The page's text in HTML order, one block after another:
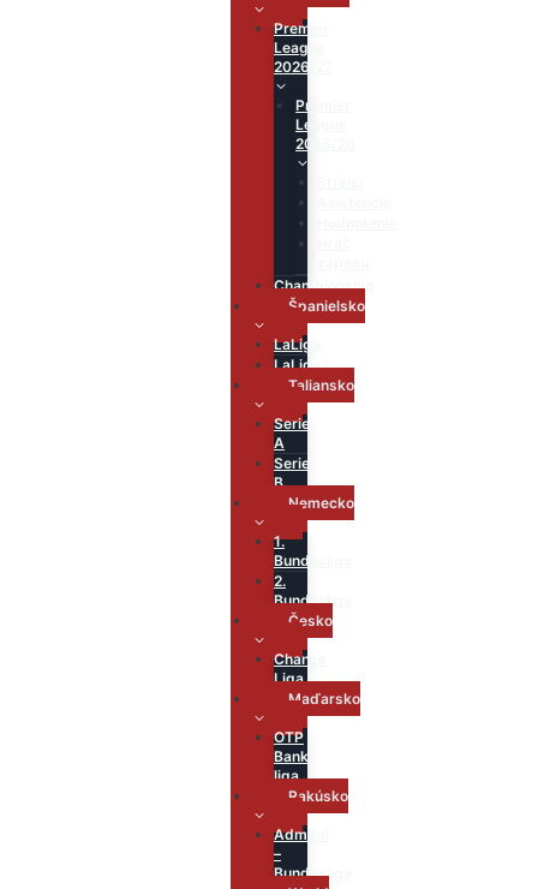
Premier
League
2026/27
Premier
League
2025/26
Championship
Španielsko
LaLiga
LaLiga2
Taliansko
Serie
A
Serie
B
Nemecko
1.
Bundesliga
2.
Bundesliga
Česko
Chance
Liga
Maďarsko
OTP
Bank
liga
Rakúsko
Admiral
–
Bundesliga